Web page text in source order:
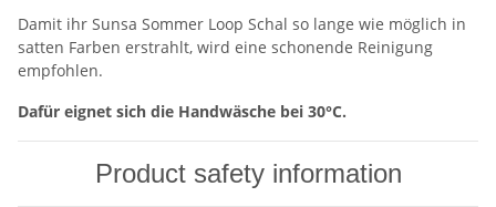
Damit ihr Sunsa Sommer Loop Schal so lange wie möglich in
satten Farben erstrahlt, wird eine schonende Reinigung
empfohlen.
Dafür eignet sich die Handwäsche bei 30°C.
Product safety information